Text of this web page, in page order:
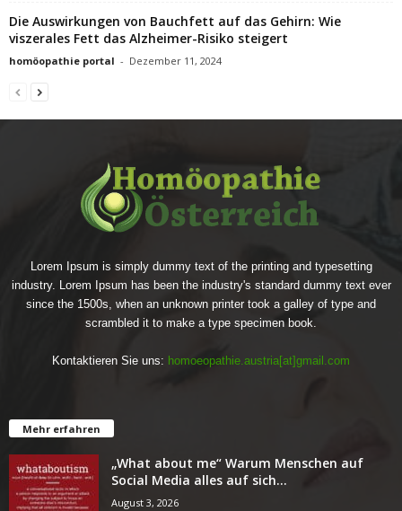
Die Auswirkungen von Bauchfett auf das Gehirn: Wie
viszerales Fett das Alzheimer-Risiko steigert
homöopathie portal - Dezember 11, 2024
Lorem Ipsum is simply dummy text of the printing and typesetting
industry. Lorem Ipsum has been the industry's standard dummy text ever
since the 1500s, when an unknown printer took a galley of type and
scrambled it to make a type specimen book.
Kontaktieren Sie uns: homoeopathie.austria[at]gmail.com
Mehr erfahren
„What about me“ Warum Menschen auf
Social Media alles auf sich...
August 3, 2026